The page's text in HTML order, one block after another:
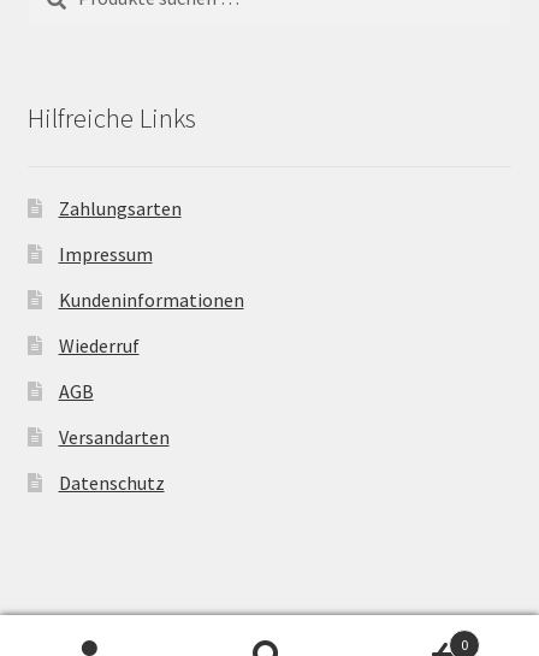
nach:
Hilfreiche Links
Zahlungsarten
Impressum
Kundeninformationen
Wiederruf
AGB
Versandarten
Datenschutz
0